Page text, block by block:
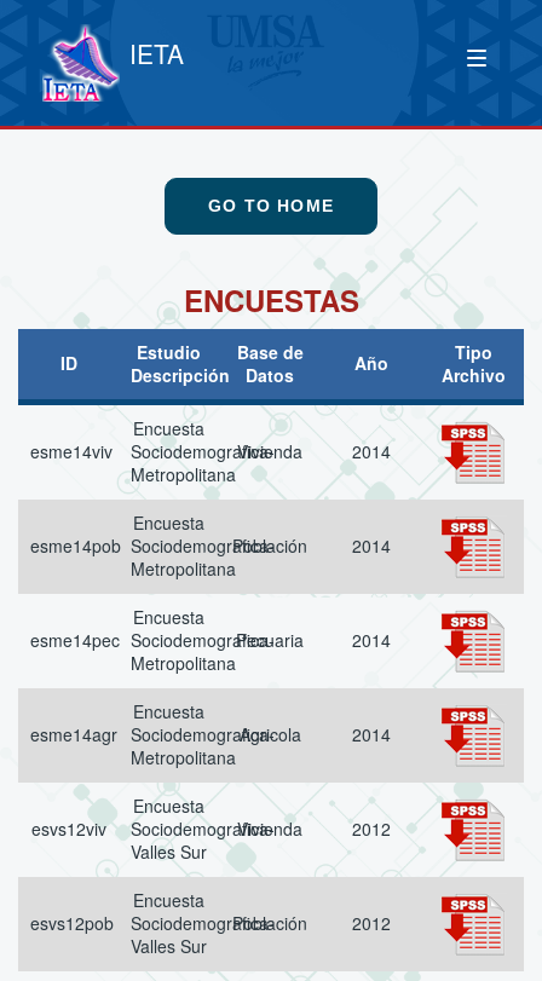
IETA
GO TO HOME
ENCUESTAS
ID
Estudio
Descripción
Base de
Datos
Año
Tipo
Archivo
esme14viv
Encuesta
Sociodemografica-
Metropolitana
Vivienda 2014
esme14pob
Encuesta
Sociodemografica-
Metropolitana
Población 2014
esme14pec
Encuesta
Sociodemografica-
Metropolitana
Pecuaria 2014
esme14agr
Encuesta
Sociodemografica-
Metropolitana
Agricola 2014
esvs12viv
Encuesta
Sociodemografica-
Valles Sur
Vivienda 2012
esvs12pob
Encuesta
Sociodemografica-
Valles Sur
Población 2012